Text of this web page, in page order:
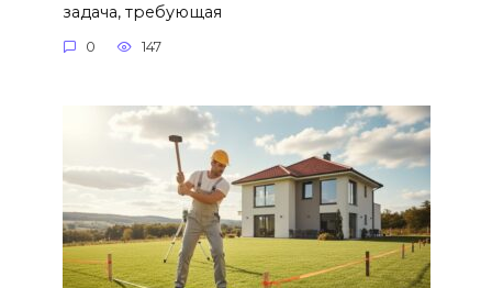
задача, требующая
0 147